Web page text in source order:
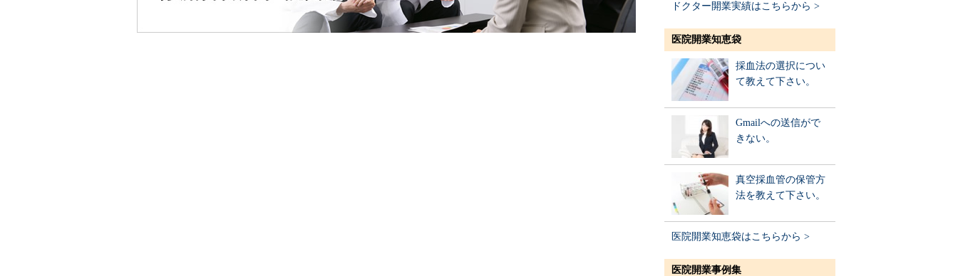
ドクター開業実績はこちらから >
医院開業知恵袋
採血法の選択につい
て教えて下さい。
Gmailへの送信がで
きない。
真空採血管の保管方
法を教えて下さい。
医院開業知恵袋はこちらから >
医院開業事例集